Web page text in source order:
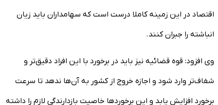
اقتصاد در این زمینه کاملا درست است که سهامداران باید زیان
انباشته را جبران کنند.
وی افزود: قوه قضائیه نیز باید در برخورد با این افراد دقیق‌تر و
شفاف‌تر وارد شود و اجازه خروج از کشور به آن‌ها ندهد تا سرعت
برخورد افزایش یابد و این برخوردها خاصیت بازدارندگی لازم را داشته